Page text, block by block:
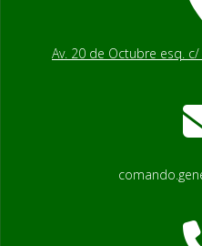
Av. 20 de Octubre esq.